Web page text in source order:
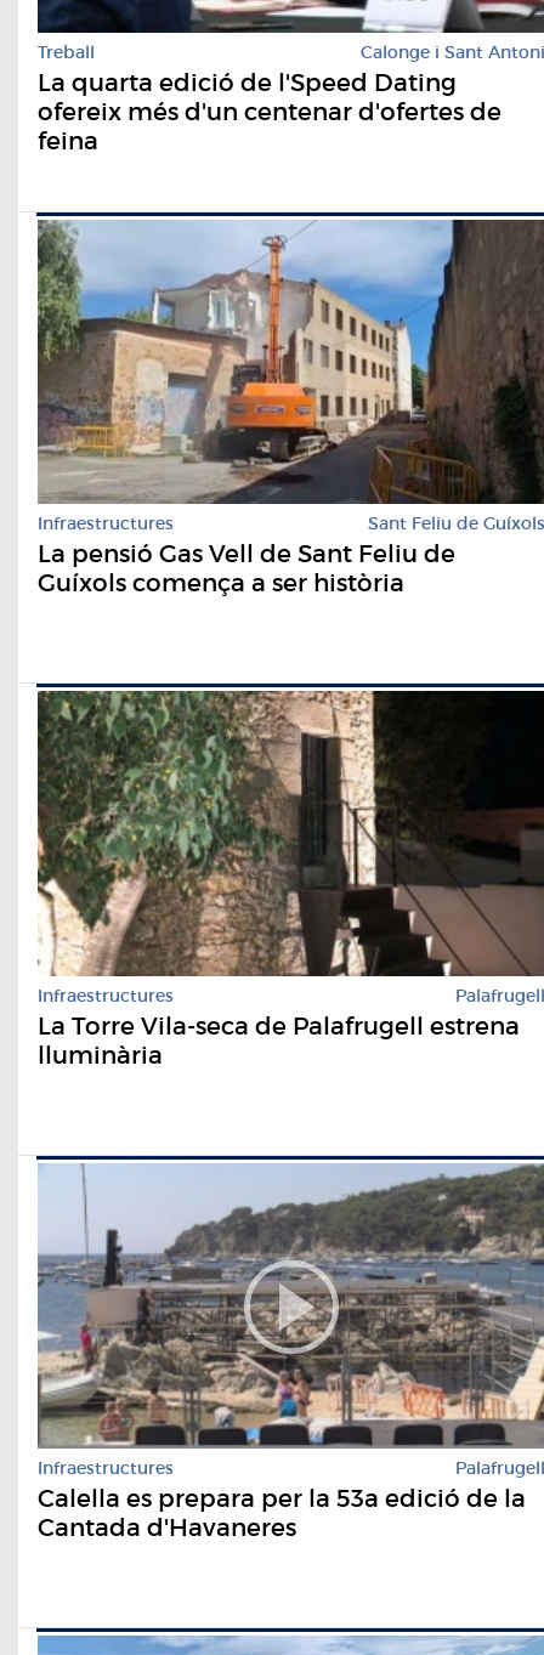
Treball Calonge i Sant Antoni
La quarta edició de l'Speed Dating
ofereix més d'un centenar d'ofertes de
feina
Infraestructures Sant Feliu de Guíxols
La pensió Gas Vell de Sant Feliu de
Guíxols comença a ser història
Infraestructures Palafrugell
La Torre Vila-seca de Palafrugell estrena
lluminària
Infraestructures Palafrugell
Calella es prepara per la 53a edició de la
Cantada d'Havaneres